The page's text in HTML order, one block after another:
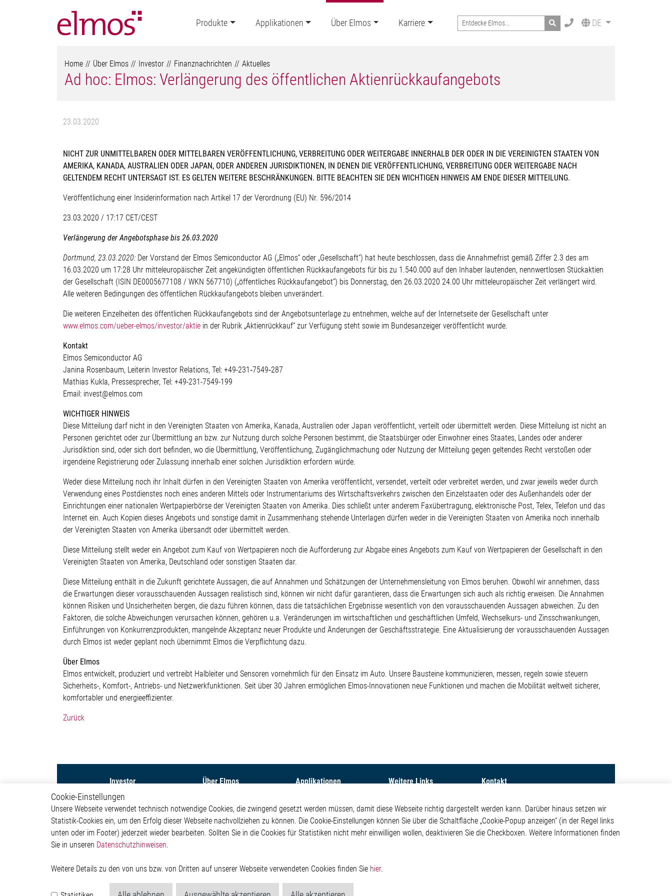
Produkte Applikationen Über Elmos Karriere Search DE
Home Über Elmos Investor Finanznachrichten Aktuelles
Ad hoc: Elmos: Verlängerung des öffentlichen Aktienrückkaufangebots
23.03.2020
NICHT ZUR UNMITTELBAREN ODER MITTELBAREN VERÖFFENTLICHUNG, VERBREITUNG ODER WEITERGABE INNERHALB DER ODER IN DIE VEREINIGTEN STAATEN VON
AMERIKA, KANADA, AUSTRALIEN ODER JAPAN, ODER ANDEREN JURISDIKTIONEN, IN DENEN DIE VERÖFFENTLICHUNG, VERBREITUNG ODER WEITERGABE NACH
GELTENDEM RECHT UNTERSAGT IST. ES GELTEN WEITERE BESCHRÄNKUNGEN. BITTE BEACHTEN SIE DEN WICHTIGEN HINWEIS AM ENDE DIESER MITTEILUNG.
Veröffentlichung einer Insiderinformation nach Artikel 17 der Verordnung (EU) Nr. 596/2014
23.03.2020 / 17:17 CET/CEST
Verlängerung der Angebotsphase bis 26.03.2020
Dortmund, 23.03.2020: Der Vorstand der Elmos Semiconductor AG („Elmos“ oder „Gesellschaft“) hat heute beschlossen, dass die Annahmefrist gemäß Ziffer 2.3 des am
16.03.2020 um 17:28 Uhr mitteleuropäischer Zeit angekündigten öffentlichen Rückkaufangebots für bis zu 1.540.000 auf den Inhaber lautenden, nennwertlosen Stückaktien
der Gesellschaft (ISIN DE0005677108 / WKN 567710) („öffentliches Rückkaufangebot“) bis Donnerstag, den 26.03.2020 24.00 Uhr mitteleuropäischer Zeit verlängert wird.
Alle weiteren Bedingungen des öffentlichen Rückkaufangebots bleiben unverändert.
Die weiteren Einzelheiten des öffentlichen Rückkaufangebots sind der Angebotsunterlage zu entnehmen, welche auf der Internetseite der Gesellschaft unter
www.elmos.com/ueber-elmos/investor/aktie in der Rubrik „Aktienrückkauf“ zur Verfügung steht sowie im Bundesanzeiger veröffentlicht wurde.
Kontakt
Elmos Semiconductor AG
Janina Rosenbaum, Leiterin Investor Relations, Tel: +49-231‐7549‐287
Mathias Kukla, Pressesprecher, Tel: +49-231-7549-199
Email: invest@elmos.com
WICHTIGER HINWEIS
Diese Mitteilung darf nicht in den Vereinigten Staaten von Amerika, Kanada, Australien oder Japan veröffentlicht, verteilt oder übermittelt werden. Diese Mitteilung ist nicht an
Personen gerichtet oder zur Übermittlung an bzw. zur Nutzung durch solche Personen bestimmt, die Staatsbürger oder Einwohner eines Staates, Landes oder anderer
Jurisdiktion sind, oder sich dort befinden, wo die Übermittlung, Veröffentlichung, Zugänglichmachung oder Nutzung der Mitteilung gegen geltendes Recht verstoßen oder
irgendeine Registrierung oder Zulassung innerhalb einer solchen Jurisdiktion erfordern würde.
Weder diese Mitteilung noch ihr Inhalt dürfen in den Vereinigten Staaten von Amerika veröffentlicht, versendet, verteilt oder verbreitet werden, und zwar jeweils weder durch
Verwendung eines Postdienstes noch eines anderen Mittels oder Instrumentariums des Wirtschaftsverkehrs zwischen den Einzelstaaten oder des Außenhandels oder der
Einrichtungen einer nationalen Wertpapierbörse der Vereinigten Staaten von Amerika. Dies schließt unter anderem Faxübertragung, elektronische Post, Telex, Telefon und das
Internet ein. Auch Kopien dieses Angebots und sonstige damit in Zusammenhang stehende Unterlagen dürfen weder in die Vereinigten Staaten von Amerika noch innerhalb
der Vereinigten Staaten von Amerika übersandt oder übermittelt werden.
Diese Mitteilung stellt weder ein Angebot zum Kauf von Wertpapieren noch die Aufforderung zur Abgabe eines Angebots zum Kauf von Wertpapieren der Gesellschaft in den
Vereinigten Staaten von Amerika, Deutschland oder sonstigen Staaten dar.
Diese Mitteilung enthält in die Zukunft gerichtete Aussagen, die auf Annahmen und Schätzungen der Unternehmensleitung von Elmos beruhen. Obwohl wir annehmen, dass
die Erwartungen dieser vorausschauenden Aussagen realistisch sind, können wir nicht dafür garantieren, dass die Erwartungen sich auch als richtig erweisen. Die Annahmen
können Risiken und Unsicherheiten bergen, die dazu führen können, dass die tatsächlichen Ergebnisse wesentlich von den vorausschauenden Aussagen abweichen. Zu den
Faktoren, die solche Abweichungen verursachen können, gehören u.a. Veränderungen im wirtschaftlichen und geschäftlichen Umfeld, Wechselkurs- und Zinsschwankungen,
Einführungen von Konkurrenzprodukten, mangelnde Akzeptanz neuer Produkte und Änderungen der Geschäftsstrategie. Eine Aktualisierung der vorausschauenden Aussagen
durch Elmos ist weder geplant noch übernimmt Elmos die Verpflichtung dazu.
Über Elmos
Elmos entwickelt, produziert und vertreibt Halbleiter und Sensoren vornehmlich für den Einsatz im Auto. Unsere Bausteine kommunizieren, messen, regeln sowie steuern
Sicherheits-, Komfort-, Antriebs- und Netzwerkfunktionen. Seit über 30 Jahren ermöglichen Elmos-Innovationen neue Funktionen und machen die Mobilität weltweit sicherer,
komfortabler und energieeffizienter.
Zurück
Investor
Capital Markets Day 2026
Aktie
Finanznachrichten
Finanzberichte &
Präsentationen
Regulatorische
Bekanntmachungen
Über Elmos
Investor
Newsroom
Applikationen
Our Solutions
Non-Automotive
Virtueller Messestand
Weitere Links
Kontakt
Hinweisgeberschutzsystem
Rechtliches
Kontakt
Werkstättenstraße 18
51379 Leverkusen
Telefon: +49 (0) 2171 / 40
Cookie-Einstellungen
Unsere Webseite verwendet technisch notwendige Cookies, die zwingend gesetzt werden müssen, damit diese Webseite richtig dargestellt werden kann. Darüber hinaus setzen wir
Statistik-Cookies ein, um den Erfolg dieser Webseite nachvollziehen zu können. Die Cookie-Einstellungen können Sie über die Schaltfläche „Cookie-Popup anzeigen“ (in der Regel links
unten oder im Footer) jederzeit wieder bearbeiten. Sollten Sie in die Cookies für Statistiken nicht mehr einwilligen wollen, deaktivieren Sie die Checkboxen. Weitere Informationen finden
Sie in unseren Datenschutzhinweisen.
Weitere Details zu den von uns bzw. von Dritten auf unserer Webseite verwendeten Cookies finden Sie hier.